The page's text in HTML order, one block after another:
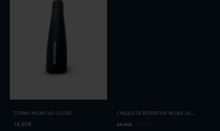
Termo Negro As Celtas
14,95€
Chaqueta Deportiva Negra As
65,95€ 46,17€